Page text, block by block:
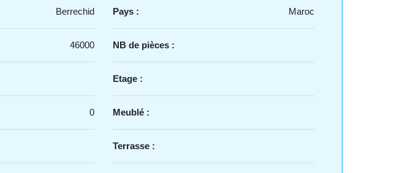
Berrechid
46000
0
Pays : Maroc
NB de pièces :
Etage :
Meublé :
Terrasse :